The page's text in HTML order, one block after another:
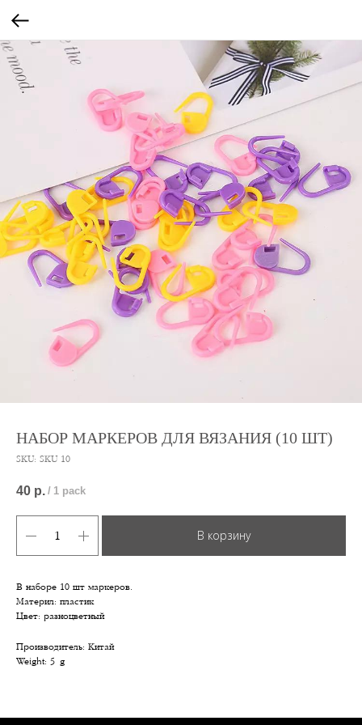
НАБОР МАРКЕРОВ ДЛЯ ВЯЗАНИЯ (10 ШТ)
SKU: SKU 10
40 р. / 1 pack
В корзину
В наборе 10 шт маркеров.
Материл: пластик
Цвет: разноцветный
Производитель: Китай
Weight: 5 g